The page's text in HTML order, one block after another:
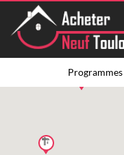
Programmes